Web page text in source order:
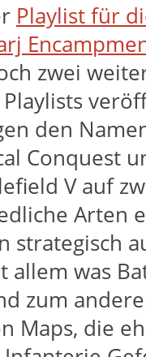
Playlist für
zwei
den
Conquest
V auf
Arten
strategisch
allem was
zum
Maps, die